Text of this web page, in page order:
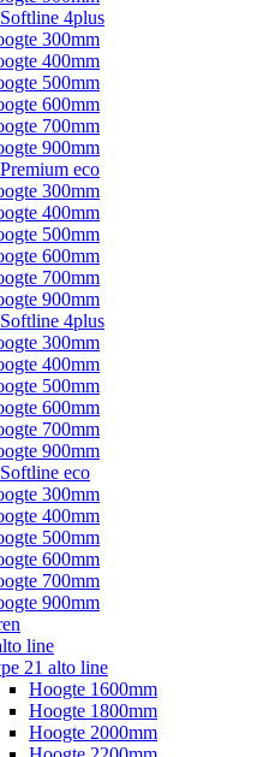
4plus
300mm
400mm
500mm
600mm
700mm
900mm
eco
300mm
400mm
500mm
600mm
700mm
900mm
4plus
300mm
400mm
500mm
600mm
700mm
900mm
eco
300mm
400mm
500mm
600mm
700mm
900mm
line
21 alto line
Hoogte 1600mm
Hoogte 1800mm
Hoogte 2000mm